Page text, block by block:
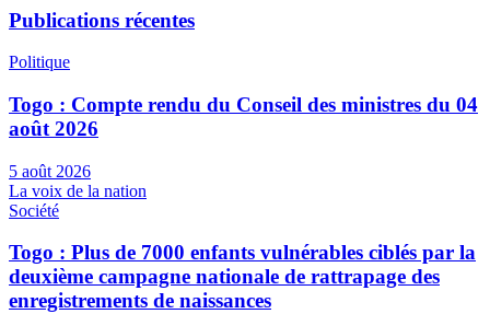
Publications récentes
Politique
Togo : Compte rendu du Conseil des ministres du 04
août 2026
5 août 2026
La voix de la nation
Société
Togo : Plus de 7000 enfants vulnérables ciblés par la
deuxième campagne nationale de rattrapage des
enregistrements de naissances